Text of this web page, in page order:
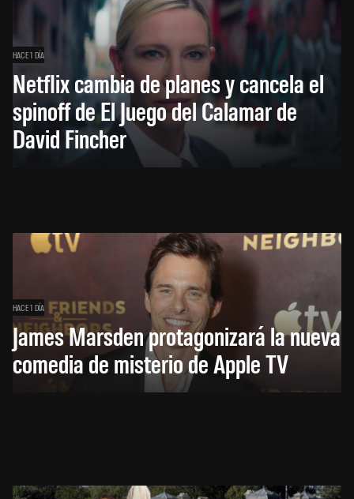
HACE 1 DÍA
Netflix cambia de planes y cancela el
spinoff de El Juego del Calamar de
David Fincher
HACE 1 DÍA
James Marsden protagonizará la nueva
comedia de misterio de Apple TV